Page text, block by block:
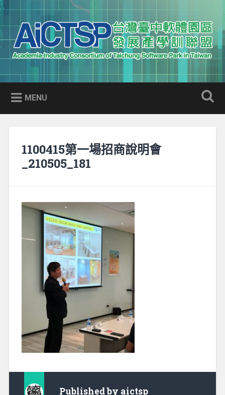
Skip
to
content
Search
AICTSP 台灣臺中軟體園區發展
產學訓聯盟
Academia-Industry Consortium of Taichung Software Park
in Taiwan
MENU
1100415第一場招商說明會
_210505_181
Published by aictsp